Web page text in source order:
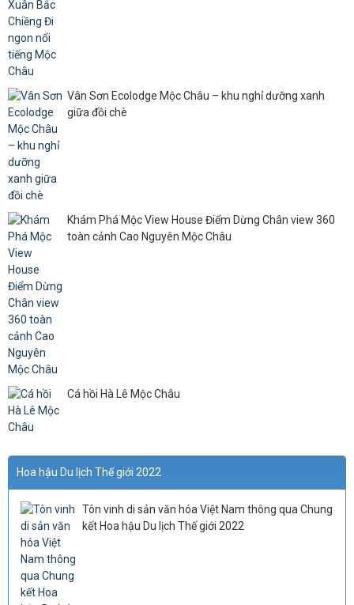
Vân Sơn Ecolodge Mộc Châu – khu nghỉ dưỡng xanh
giữa đồi chè
Khám Phá Mộc View House Điểm Dừng Chân view 360
toàn cảnh Cao Nguyên Mộc Châu
Cá hồi Hà Lê Mộc Châu
Hoa hậu Du lịch Thế giới 2022
Tôn vinh di sản văn hóa Việt Nam thông qua Chung
kết Hoa hậu Du lịch Thế giới 2022